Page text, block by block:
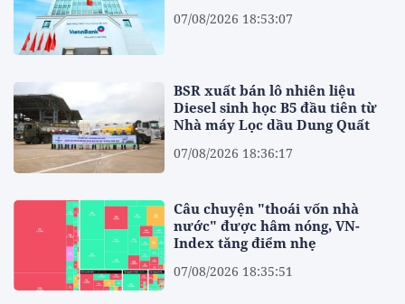
07/08/2026 18:53:07
BSR xuất bán lô nhiên liệu
Diesel sinh học B5 đầu tiên từ
Nhà máy Lọc dầu Dung Quất
07/08/2026 18:36:17
Câu chuyện "thoái vốn nhà
nước" được hâm nóng, VN-
Index tăng điểm nhẹ
07/08/2026 18:35:51